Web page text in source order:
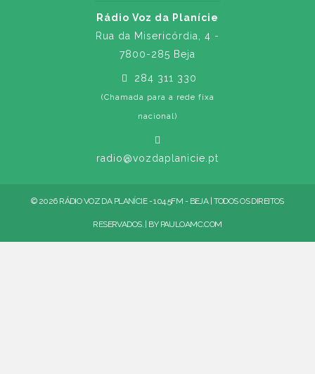
Rádio Voz da Planície
Rua da Misericórdia, 4 -
7800-285 Beja
284 311 330
(Chamada para a rede fixa
nacional)
radio@vozdaplanicie.pt
© 2026 RÁDIO VOZ DA PLANÍCIE - 104.5FM - BEJA | TODOS OS DIREITOS
RESERVADOS. | BY PAULOAMC.COM